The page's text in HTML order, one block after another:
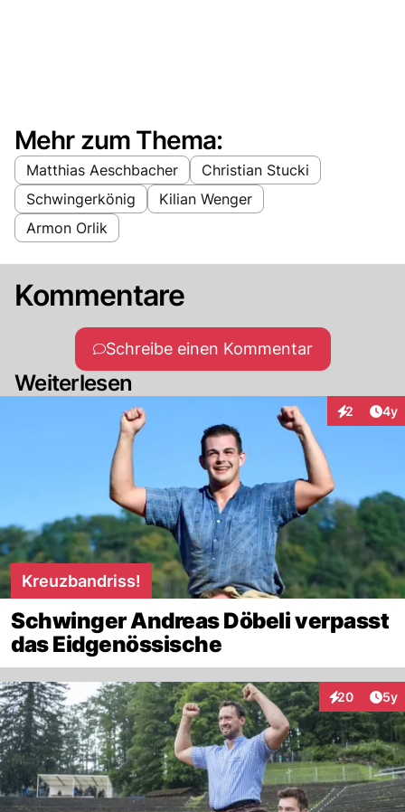
Mehr zum Thema:
Matthias Aeschbacher
Christian Stucki
Schwingerkönig
Kilian Wenger
Armon Orlik
Kommentare
Schreibe einen Kommentar
Weiterlesen
2 4y
Kreuzbandriss!
Schwinger Andreas Döbeli verpasst
das Eidgenössische
20
Interaktionen
5y